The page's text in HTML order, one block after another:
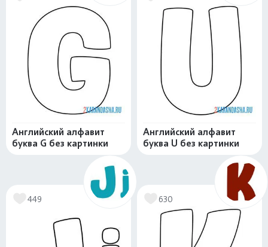
Английский алфавит
буква G без картинки
Английский алфавит
буква U без картинки
449 630